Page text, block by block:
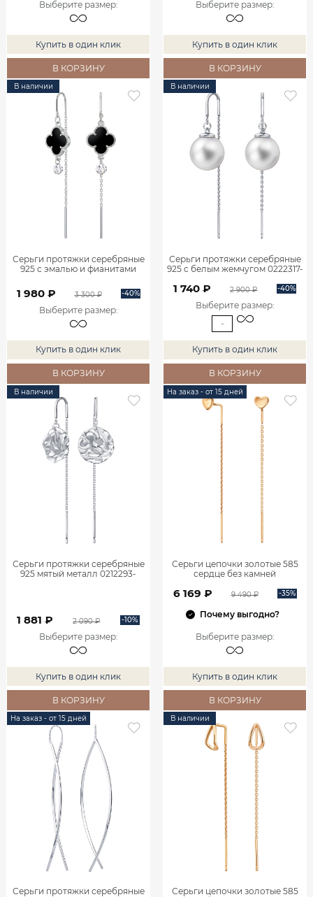
Выберите размер:
Купить в один клик
В КОРЗИНУ
Выберите размер:
Купить в один клик
В КОРЗИНУ
В наличии
Серьги протяжки серебряные
925 с эмалью и фианитами
1 980 ₽ 3 300 ₽ -40%
Выберите размер:
Купить в один клик
В КОРЗИНУ
В наличии
Серьги протяжки серебряные
925 с белым жемчугом 0222317-
1 740 ₽ 2 900 ₽ -40%
Выберите размер:
-
Купить в один клик
В КОРЗИНУ
В наличии
Серьги протяжки серебряные
925 мятый металл 0212293-
1 881 ₽ 2 090 ₽ -10%
Выберите размер:
Купить в один клик
В КОРЗИНУ
На заказ - от 15 дней
Серьги цепочки золотые 585
сердце без камней
6 169 ₽ 9 490 ₽ -35%
Почему выгодно?
Выберите размер:
Купить в один клик
В КОРЗИНУ
На заказ - от 15 дней
Серьги протяжки серебряные
В наличии
Серьги цепочки золотые 585